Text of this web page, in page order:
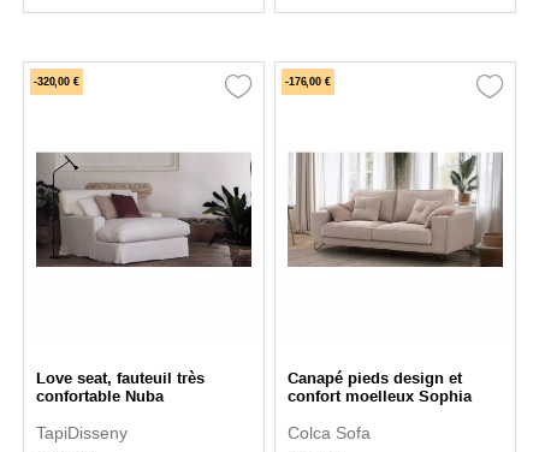
-320,00 €
Love seat, fauteuil très
confortable Nuba
TapiDisseny
-176,00 €
Canapé pieds design et
confort moelleux Sophia
Colca Sofa